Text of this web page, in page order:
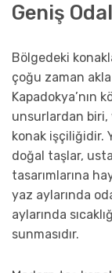
Geniş
Bölgedeki
çoğu zaman
Kapadokya’nın
unsurlardan biri,
konak işçiliğidir.
doğal taşlar,
tasarımlarına
yaz aylarında
aylarında
sunmasıdır.